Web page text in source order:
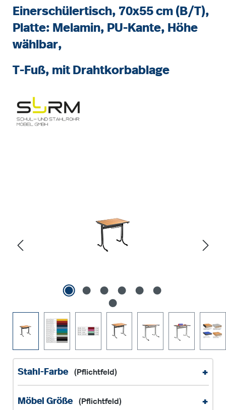
Einerschülertisch, 70x55 cm (B/T),
Platte: Melamin, PU-Kante, Höhe
wählbar,
T-Fuß, mit Drahtkorbablage
Stahl-Farbe (Pflichtfeld) +
Möbel Größe (Pflichtfeld) +